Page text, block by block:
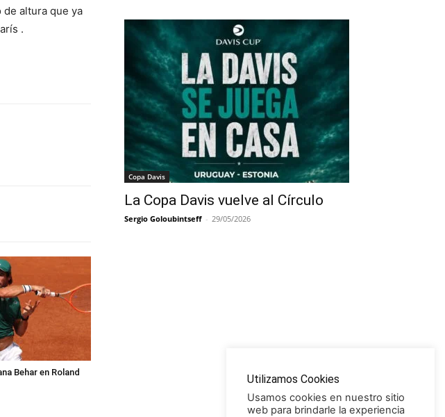
de altura que ya
.
Behar en Roland
Copa Davis
La Copa Davis vuelve al Círculo
Sergio Goloubintseff - 29/05/2026
Utilizamos Cookies
Usamos cookies en nuestro sitio
web para brindarle la experiencia